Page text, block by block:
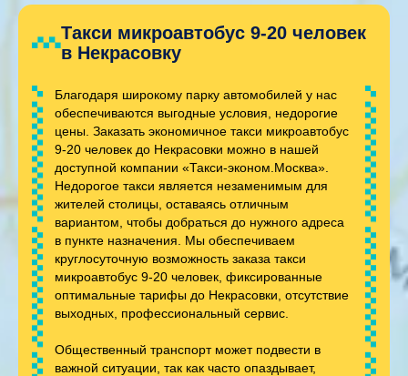
Такси микроавтобус 9-20 человек
в Некрасовку
Благодаря широкому парку автомобилей у нас
обеспечиваются выгодные условия, недорогие
цены. Заказать экономичное такси микроавтобус
9-20 человек до Некрасовки можно в нашей
доступной компании «Такси-эконом.Москва».
Недорогое такси является незаменимым для
жителей столицы, оставаясь отличным
вариантом, чтобы добраться до нужного адреса
в пункте назначения. Мы обеспечиваем
круглосуточную возможность заказа такси
микроавтобус 9-20 человек, фиксированные
оптимальные тарифы до Некрасовки, отсутствие
выходных, профессиональный сервис.
Общественный транспорт может подвести в
важной ситуации, так как часто опаздывает,